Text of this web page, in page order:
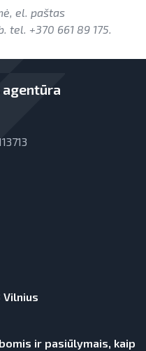
el. paštas
tel. +370 661 89 175.
Vilnius
ir pasiūlymais, kaip